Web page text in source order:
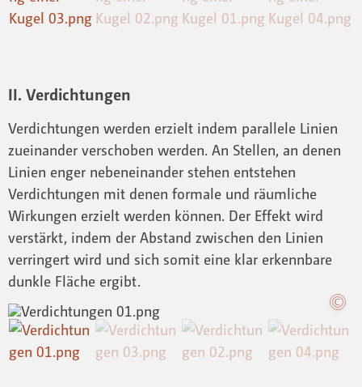
II. Verdichtungen
Verdichtungen werden erzielt indem parallele Linien
zueinander verschoben werden. An Stellen, an denen
Linien enger nebeneinander stehen entstehen
Verdichtungen mit denen formale und räumliche
Wirkungen erzielt werden können. Der Effekt wird
verstärkt, indem der Abstand zwischen den Linien
verringert wird und sich somit eine klar erkennbare
dunkle Fläche ergibt.